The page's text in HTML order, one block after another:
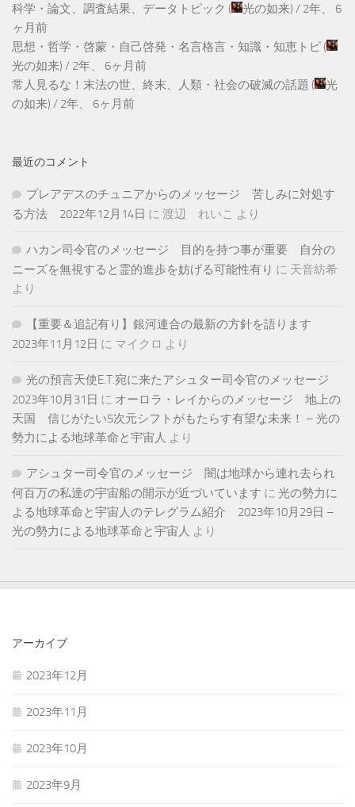
科学・論文、調査結果、データトピック ( 光の如来) / 2年、 6
ヶ月前
思想・哲学・啓蒙・自己啓発・名言格言・知識・知恵トピ (
光の如来) / 2年、 6ヶ月前
常人見るな！末法の世、終末、人類・社会の破滅の話題 (
光
の如来) / 2年、 6ヶ月前
最近のコメント
プレアデスのチュニアからのメッセージ 苦しみに対処す
る方法 2022年12月14日 に 渡辺 れいこ より
ハカン司令官のメッセージ 目的を持つ事が重要 自分の
ニーズを無視すると霊的進歩を妨げる可能性有り に 天音紡希
より
【重要＆追記有り】銀河連合の最新の方針を語ります
2023年11月12日 に マイクロ より
光の預言天使E.T.宛に来たアシュター司令官のメッセージ
2023年10月31日 に オーロラ・レイからのメッセージ 地上の
天国 信じがたい5次元シフトがもたらす有望な未来！ – 光の
勢力による地球革命と宇宙人 より
アシュター司令官のメッセージ 闇は地球から連れ去られ
何百万の私達の宇宙船の開示が近づいています に 光の勢力に
よる地球革命と宇宙人のテレグラム紹介 2023年10月29日 –
光の勢力による地球革命と宇宙人 より
アーカイブ
2023年12月
2023年11月
2023年10月
2023年9月